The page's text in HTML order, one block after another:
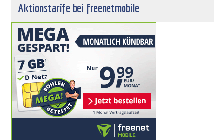
Aktionstarife bei freenetmobile